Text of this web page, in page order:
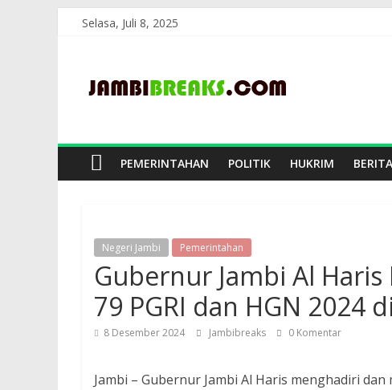
Selasa, Juli 8, 2025
JambiBreaks
PEMERINTAHAN POLITIK HUKRIM
Negeri Jambi Pemerintahan
Gubernur Jambi Al
79 PGRI dan HGN 2024
8 Desember 2024 Jambibreaks 0 Komentar
Jambi – Gubernur Jambi Al Haris menghadiri